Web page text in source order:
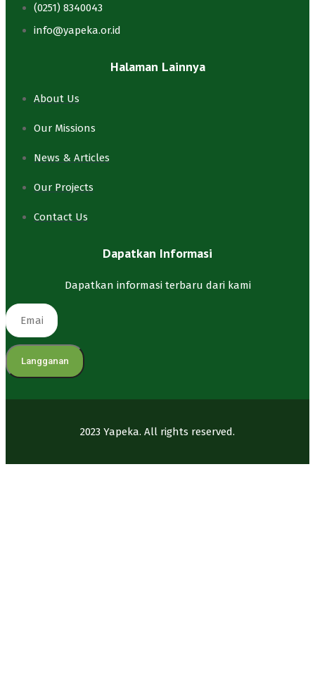
(0251) 8340043
info@yapeka.or.id
Halaman Lainnya
About Us
Our Missions
News & Articles
Our Projects
Contact Us
Dapatkan Informasi
Dapatkan informasi terbaru dari kami
Langganan
2023 Yapeka. All rights reserved.